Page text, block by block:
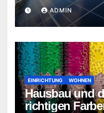
ADMIN
EINRICHTUNG WOHNEN
Hausbau und
richtigen